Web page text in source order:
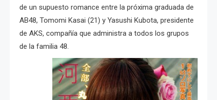
de un supuesto romance entre la próxima graduada de
AB48, Tomomi Kasai (21) y Yasushi Kubota, presidente
de AKS, compañía que administra a todos los grupos
de la familia 48.